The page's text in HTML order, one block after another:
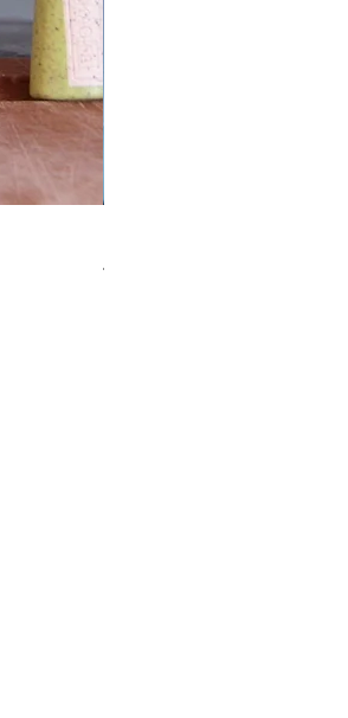
Prijs
€ 21,95